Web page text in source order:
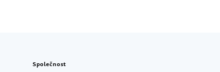
Společnost